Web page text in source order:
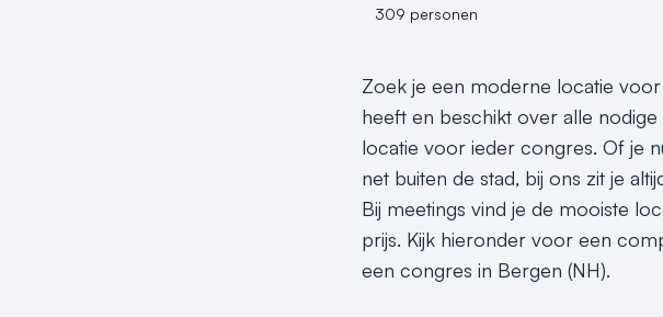
309 personen
Zoek je een moderne locatie
heeft en beschikt over alle
locatie voor ieder congres. Of je
net buiten de stad, bij ons zit je
Bij meetings vind je de mooiste
prijs. Kijk hieronder voor een
een congres in Bergen (NH).